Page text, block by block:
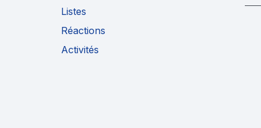
Listes
Réactions
Activités